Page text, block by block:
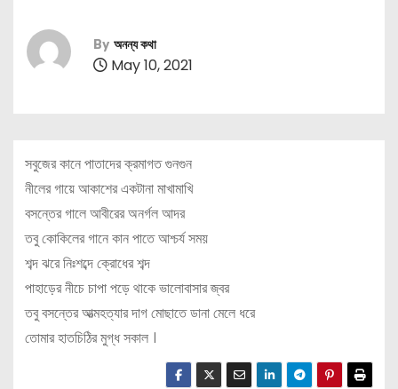
By অনন্য কথা
May 10, 2021
সবুজের কানে পাতাদের ক্রমাগত গুনগুন
নীলের গায়ে আকাশের একটানা মাখামাখি
বসন্তের গালে আবীরের অনর্গল আদর
তবু কোকিলের গানে কান পাতে আশ্চর্য সময়
শব্দ ঝরে নিঃশব্দে ক্রোধের শব্দ
পাহাড়ের নীচে চাপা পড়ে থাকে ভালোবাসার জ্বর
তবু বসন্তের আত্মহত্যার দাগ মোছাতে ডানা মেলে ধরে
তোমার হাতচিঠির মুগ্ধ সকাল ।